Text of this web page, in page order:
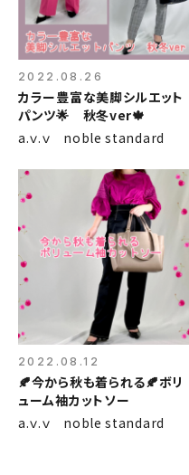
2022.08.26
カラー豊富な美脚シルエット
パンツ🌟 秋冬ver🍁
a.ｖ.ｖ noble standard
2022.08.12
🍂今から秋も着られる🍂ボリ
ューム袖カットソー
a.ｖ.ｖ noble standard